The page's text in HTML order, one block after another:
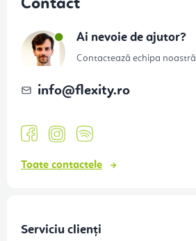
Contact
Ai nevoie de ajutor?
Contactează echipa noastră
info@flexity.ro
Toate contactele
Serviciu clienți